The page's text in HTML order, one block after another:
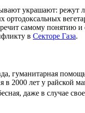
украшают:
самому понятию
в Секторе Газа.
гуманитарная
в 2000 лет у
даже в случае